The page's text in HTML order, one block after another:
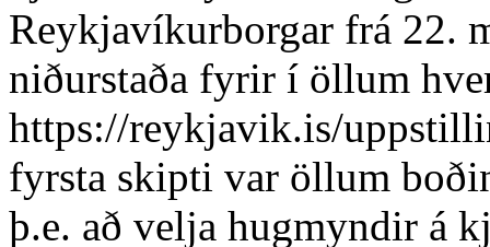
Reykjavíkurborgar frá 22.
niðurstaða fyrir í öllum
https://reykjavik.is/
fyrsta skipti var öllum
þ.e. að velja hugmyndir á